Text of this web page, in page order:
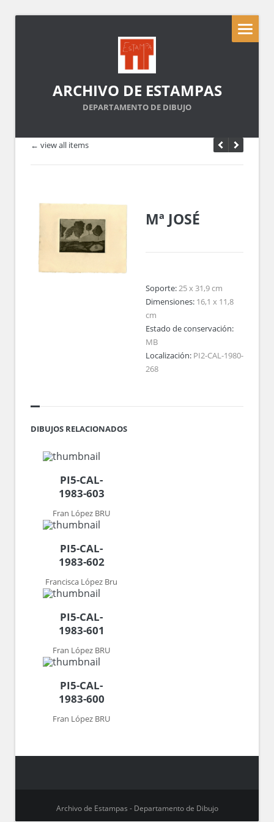
ARCHIVO DE ESTAMPAS
DEPARTAMENTO DE DIBUJO
← view all items
Mª JOSÉ
Soporte:25 x 31,9 cm
Dimensiones: 16,1 x 11,8
cm
Estado de conservación:
MB
Localización: PI2-CAL-1980-
268
DIBUJOS RELACIONADOS
PI5-CAL-
1983-603
Fran López BRU
PI5-CAL-
1983-602
Francisca López Bru
PI5-CAL-
1983-601
Fran López BRU
PI5-CAL-
1983-600
Fran López BRU
Archivo de Estampas - Departamento de Dibujo